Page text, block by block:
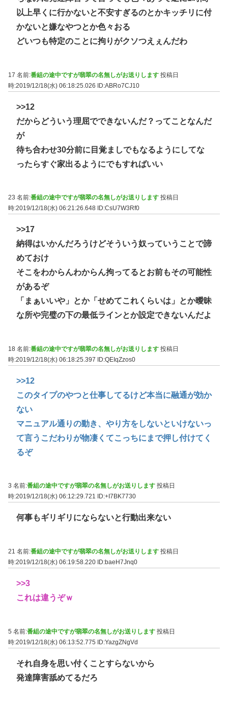
以上早くに行かないと不安すぎるのとかキッチリに付
かないと嫌なやつとか色々おる
どいつも特定のことに拘りがクソつえぇんだわ
17 名前:番組の途中ですが翡翠の名無しがお送りします 投稿日
時:2019/12/18(水) 06:18:25.026 ID:ABRo7CJ10
>>12
だからどういう理屈でできないんだ？ってことなんだ
が
待ち合わせ30分前に目覚ましでもなるようにしてな
ったらすぐ家出るようにでもすればいい
23 名前:番組の途中ですが翡翠の名無しがお送りします 投稿日
時:2019/12/18(水) 06:21:26.648 ID:CsU7W3Rf0
>>17
納得はいかんだろうけどそういう奴っていうことで諦
めておけ
そこをわからんわからん拘ってるとお前もその可能性
があるぞ
「まぁいいや」とか「せめてこれくらいは」とか曖昧
な所や完璧の下の最低ラインとか設定できないんだよ
18 名前:番組の途中ですが翡翠の名無しがお送りします 投稿日
時:2019/12/18(水) 06:18:25.397 ID:QEIqZzos0
>>12
このタイプのやつと仕事してるけど本当に融通が効か
ない
マニュアル通りの動き、やり方をしないといけないっ
て言うこだわりが物凄くてこっちにまで押し付けてく
るぞ
3 名前:番組の途中ですが翡翠の名無しがお送りします 投稿日
時:2019/12/18(水) 06:12:29.721
ID:+I7BK7730
何事もギリギリにならないと行動出来ない
21 名前:番組の途中ですが翡翠の名無しがお送りします 投稿日
時:2019/12/18(水) 06:19:58.220 ID:baeH7Jnq0
>>3
これは違うぞｗ
5 名前:番組の途中ですが翡翠の名無しがお送りします 投稿日
時:2019/12/18(水) 06:13:52.775 ID:YazgZNgVd
それ自身を思い付くことすらないから
発達障害舐めてるだろ